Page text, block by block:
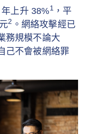
上升 38%1，平
2 。網絡攻擊經已
務規模不論大
己不會被網絡罪